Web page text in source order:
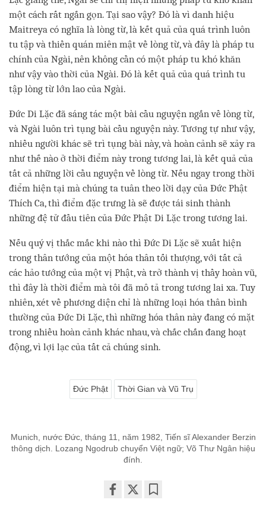
một cách rất ngắn gọn. Tại sao vậy? Đó là vì danh hiệu
Maitreya có nghĩa là lòng từ, là kết quả của quá trình luôn
tu tập và thiền quán miên mật về lòng từ, và đây là pháp tu
chính của Ngài, nên không cần có một pháp tu khó khăn
như vậy vào thời của Ngài. Đó là kết quả của quá trình tu
tập lòng từ lớn lao của Ngài.
Đức Di Lặc đã sáng tác một bài cầu nguyện ngắn về lòng từ,
và Ngài luôn trì tụng bài cầu nguyện này. Tương tự như vậy,
nhiều người khác sẽ trì tụng bài này, và hoàn cảnh sẽ xảy ra
như thế nào ở thời điểm này trong tương lai, là kết quả của
tất cả những lời cầu nguyện về lòng từ. Nếu ngay trong thời
điểm hiện tại mà chúng ta tuân theo lời dạy của Đức Phật
Thích Ca, thì điểm đặc trưng là sẽ được tái sinh thành
những đệ tử đầu tiên của Đức Phật Di Lặc trong tương lai.
Nếu quý vị thắc mắc khi nào thì Đức Di Lặc sẽ xuất hiện
trong thân tướng của một hóa thân tối thượng, với tất cả
các hảo tướng của một vị Phật, và trở thành vị thầy hoàn vũ,
thì đây là thời điểm mà tôi đã mô tả trong tương lai xa. Tuy
nhiên, xét về phương diện chỉ là những loại hóa thân bình
thường của Đức Di Lặc, thì những hóa thân này đang có mặt
trong nhiều hoàn cảnh khác nhau, và chắc chắn đang hoạt
động, vì lợi lạc của tất cả chúng sinh.
Đức Phật Thời Gian và Vũ Trụ
Munich, nước Đức, tháng 11, năm 1982, Tiến sĩ Alexander Berzin
thông dịch. Lozang Ngodrub chuyển Việt ngữ; Võ Thư Ngân hiệu
đính.